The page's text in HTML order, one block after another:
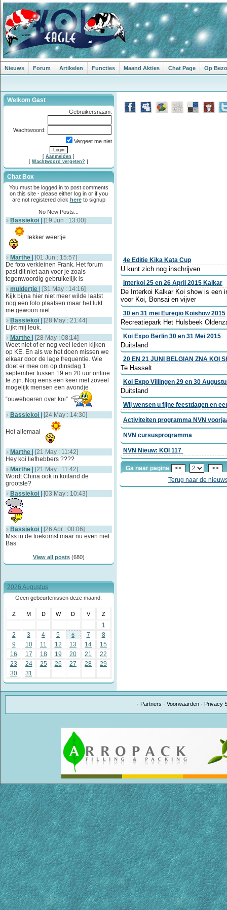
Nieuws Forum Artikelen Functies Maand Akties Chat Page Op
Welkom Gast
Gebruikersnaam:
Wachtwoord:
Vergeet me niet
[ Aanmelden ]
[ Wachtwoord vergeten? ]
Chat Box
You must be logged in to post comments
on this site - please either log in or if you
are not registered click hereto signup
No New Posts...
Bassiekoi [19 Jun : 13:00]
lekker weertje
Marthe
[01 Jun : 15:57]
De foto verkleinen Frank. Het forum
past dit niet aan voor je zoals
tegenwoordig gebruikelijk is
muldertje
[31 May : 14:16]
Kijk bijna hier niet meer wilde laatst
nog een foto plaatsen maar het lukt
me gewoon niet
Bassiekoi
[28 May : 21:44]
Lijkt mij leuk.
Marthe
[28 May : 08:14]
Weet niet of er nog veel leden kijken
op KE. En als we het doen missen we
elkaar door de lage frequentie. Wie
doet er mee om op dinsdag 1
september tussen 19 en 20 uur online
te zijn. Nog eens een keer met zoveel
mogelijk mensen een avondje
“ouwehoeren over koi”
Bassiekoi [24 May : 14:30]
Hoi allemaal
Marthe
[21 May : 11:42]
Hey koi liefhebbers ????
Marthe
[21 May : 11:42]
Wordt China ook in koiland de
grootste?
Bassiekoi
[03 May : 10:43]
Bassiekoi
[26 Apr : 00:06]
Mss in de toekomst maar nu even niet
Bas.
View all posts(680)
2026 Augustus
Geen gebeurtenissen deze maand.
Z M D W D V Z
1
2
3 4 5 6 7
8
9
10 11 12 13 14
15
16
17 18 19 20 21
22
23
24 25 26 27 28
29
30
31
4e Editie Kika Kata Cup
U kunt zich nog inschrijven
Interkoi 25 en 26 April 2015 Kalkar
De Interkoi Kalkar Koi show is een
voor Koi, Bonsai en vijver
30 en 31 mei Euregio Koishow 2015
Recreatiepark Het Hulsbeek
Koi Expo Berlin 30 en 31 Mei 2015
Duitsland
20 EN 21 JUNI BELGIAN ZNA KOI
Te Hasselt
Koi Expo Villingen 29 en 30
Duitsland
Wij wensen u fijne feestdagen en
Activiteiten programma NVN
NVN cursusprogramma
NVN Nieuw: KOI 117
Ga naar pagina <<
>>
Terug naar de
· Partners ·Voorwaarden · Privacy